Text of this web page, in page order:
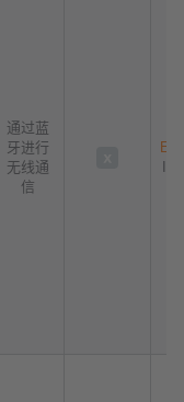
通过蓝
牙进行
无线通
信
IP